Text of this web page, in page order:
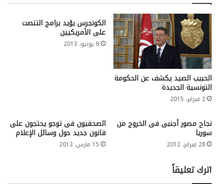
الحبيب الصيد يكشف عن الحكومة
التونسية الجديدة
2 فبراير، 2015
الكونجرس يؤيد برامج التنصت
على الأمريكيين
8 يونيو، 2013
نجاح مصور أجنبى فى الخروج من
سوريا
28 فبراير، 2012
الصحفيون فى توجو يحتجون على
قانون جديد حول وسائل الإعلام
15 مارس، 2013
اترك تعليقاً